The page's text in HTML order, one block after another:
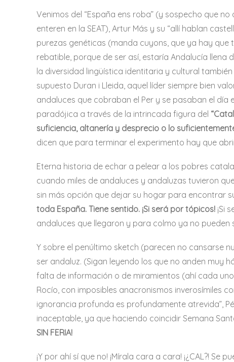
Venimos del “España ens roba” (y sospecho que
enteren en la SEAT), Artur Más y su “allí hablan
purezas genéticas (manda cuyons, que ya hay que
rebatible, porque de ser así, estaría Andalucía llena
la diversidad lingüística identitaria y cultural
supuesto Duran i Lleida, aquel líder siempre bien
andaluces que cobraban el Per y se pasaban el
paradójica a través de la intrincada figura del
suficiencia, altanería y desprecio o lo
dicen que para terminar el experimento hay que
Eterna historia de echar a pelear a los pobres
cuando miles de andaluces y andaluzas tuvieron
sin más opción que dejar su hogar para encontrar
toda España. Tiene sentido. ¡Si será por tópicos! ¡Si
andaluces que llegaron y para colmo ya no pueden
Y sobre el penúltimo sketch (parecen no cansarse
ser andaluz. (Sigan leyendo los que no anden muy
falta de información o de miramientos (ahí cada
Rocío, con imposibles anacronismos inverosímiles
ignorancia profunda es profundamente atrevida”,
inaceptable, ya que haciendo coincidir Semana
SIN FERIA!
¡Y por ahí sí que no! ¡Mírala cara a cara! ¡¿CAL?!